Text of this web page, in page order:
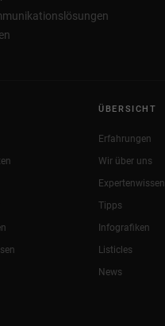
ÜBERSICHT
Erfahrungen
Wir über uns
Expertenwissen
Tipps
Infografiken
Listicles
News